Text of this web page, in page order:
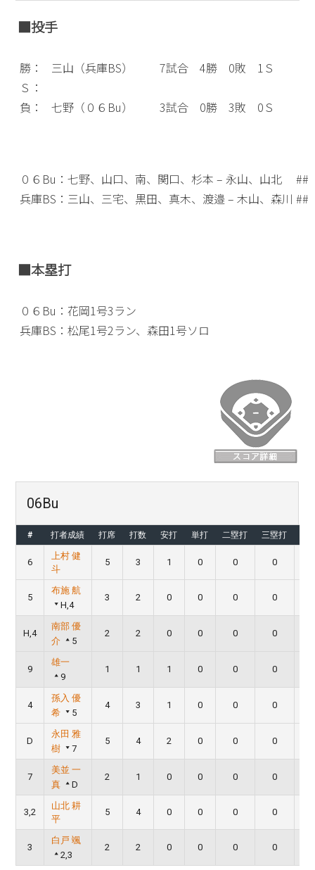
■投手
勝： 三山（兵庫BS）
7試合 4勝 0敗 1Ｓ
Ｓ：
負：
七野（０６Bu） 3試合 0勝 3敗 0Ｓ
０６Bu：七野、山口、南、関口、杉本 – 永山、山北
##
兵庫BS：三山、三宅、黒田、真木、渡邉 – 木山、森川 ##
■本塁打
０６Bu：花岡1号3ラン
兵庫BS：松尾1号2ラン、森田1号ソロ
06Bu
# 打者成績 打席 打数 安打 単打 二塁打 三塁打
6
上村 健
斗
5 3 1 0 0 0
5
布施 航
H,4
3 2 0 0 0 0
H,4
南部 優
介
5
2 2 0 0 0 0
9
雄一
9
1 1 1 0 0 0
4
孫入 優
希
5
4 3 1 0 0 0
D
永田 雅
樹
7
5 4 2 0 0 0
7
美並 一
真
D
2 1 0 0 0 0
3,2
山北 耕
平
5 4 0 0 0 0
3
白戸 颯
2,3
2 2 0 0 0 0